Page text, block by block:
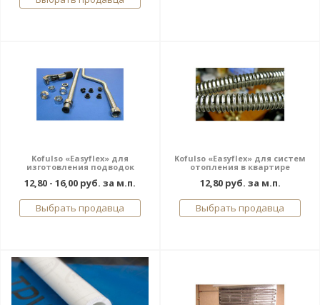
Kofulso «Easyflex» для
изготовления подводок
12,80 - 16,00 руб. за м.п.
Выбрать продавца
Kofulso «Easyflex» для систем
отопления в квартире
12,80 руб. за м.п.
Выбрать продавца